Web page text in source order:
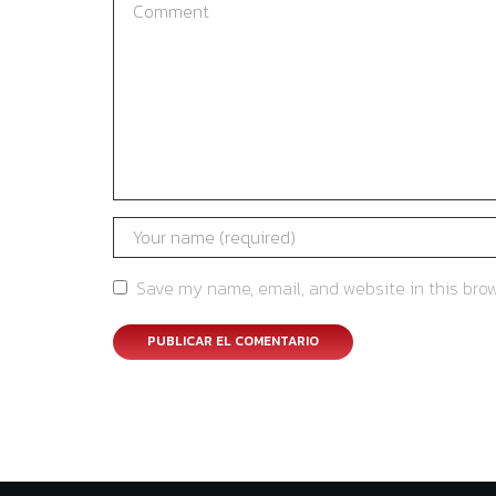
Save my name, email, and website in this